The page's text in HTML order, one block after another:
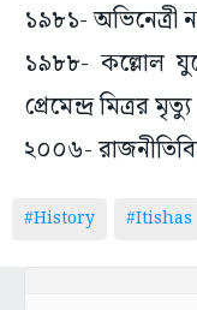
১৯৮১- অভিনেত্রী
১৯৮৮- কল্লোল
প্রেমেন্দ্র মিত্রর মৃত্যু
২০০৬-
#History #Itishas